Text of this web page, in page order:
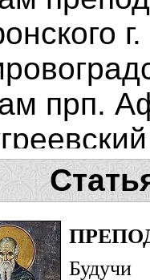
прп.
Будучи